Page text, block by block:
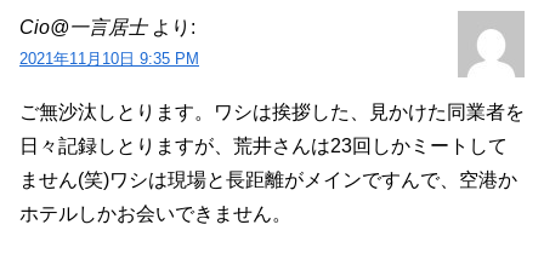
Cio@一言居士 より:
2021年11月10日 9:35 PM
ご無沙汰しとります。ワシは挨拶した、見かけた同業者を
日々記録しとりますが、荒井さんは23回しかミートして
ません(笑)ワシは現場と長距離がメインですんで、空港か
ホテルしかお会いできません。